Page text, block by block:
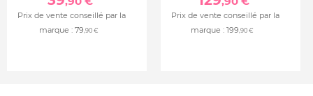
Prix de vente conseillé par la
marque : 79 ,90 €
Prix de vente conseillé par la
marque : 199 ,90 €